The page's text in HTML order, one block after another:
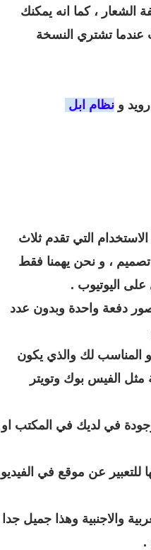
الشعار ، كما انه يمكنك
عندما تشتري النسخة
و نظام ابل
التي تقدم ثلاث
تصميم ، و نحن يهمنا فقط
على اليوتيوب .
دفعة واحدة وبدون عدد
المناسب لك والذي يكون
مثل الفيس بوك وتويتر
في لديك في المكتب او
للتعبير عن موقع في الفيديو
والاجنبية وهذا جميل جدا
.